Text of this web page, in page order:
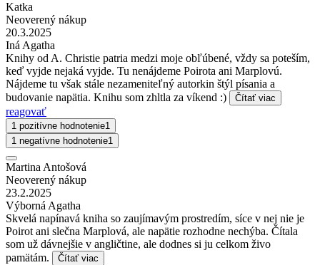
Katka
Neoverený nákup
20.3.2025
Iná Agatha
Knihy od A. Christie patria medzi moje obľúbené, vždy sa poteším,
keď vyjde nejaká vyjde. Tu nenájdeme Poirota ani Marplovú.
Nájdeme tu však stále nezameniteľný autorkin štýl písania a
budovanie napätia. Knihu som zhltla za víkend :)
Čítať viac
reagovať
1 pozitívne hodnotenie1
1 negatívne hodnotenie1
Martina Antošová
Neoverený nákup
23.2.2025
Výborná Agatha
Skvelá napínavá kniha so zaujímavým prostredím, síce v nej nie je
Poirot ani slečna Marplová, ale napätie rozhodne nechýba. Čítala
som už dávnejšie v angličtine, ale dodnes si ju celkom živo
pamätám.
Čítať viac